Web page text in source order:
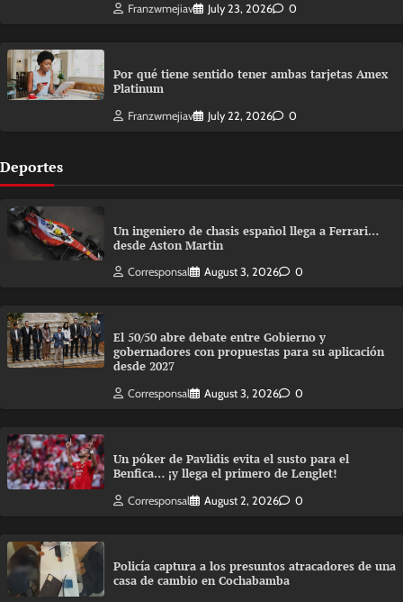
Franzwmejiav July 23, 2026 0
Por qué tiene sentido tener ambas tarjetas Amex
Platinum
Franzwmejiav July 22, 2026 0
Deportes
Un ingeniero de chasis español llega a Ferrari…
desde Aston Martin
Corresponsal August 3, 2026 0
El 50/50 abre debate entre Gobierno y
gobernadores con propuestas para su aplicación
desde 2027
Corresponsal August 3, 2026 0
Un póker de Pavlidis evita el susto para el
Benfica… ¡y llega el primero de Lenglet!
Corresponsal August 2, 2026 0
Policía captura a los presuntos atracadores de una
casa de cambio en Cochabamba